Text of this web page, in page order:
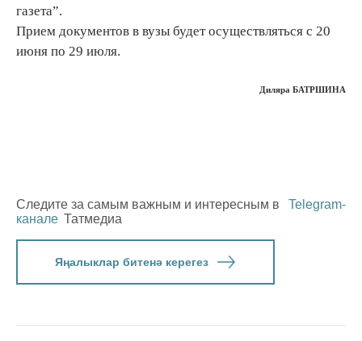
газета”.
Прием документов в вузы будет осуществляться с 20
июня по 29 июля.
Диляра БАТРШИНА
Следите за самым важным и интересным в
Telegram-
канале Татмедиа
Яңалыклар битенә керегез